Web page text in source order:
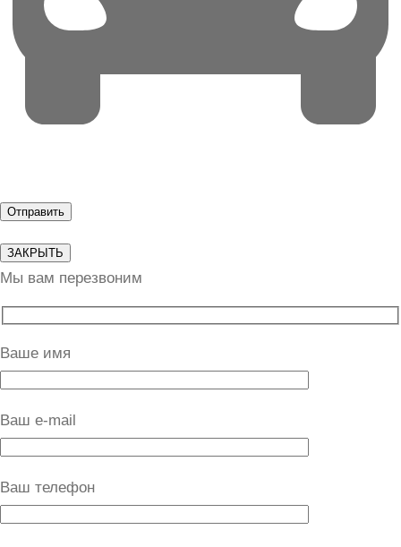
ЗАКРЫТЬ
Мы вам перезвоним
Ваше имя
Ваш e-mail
Ваш телефон